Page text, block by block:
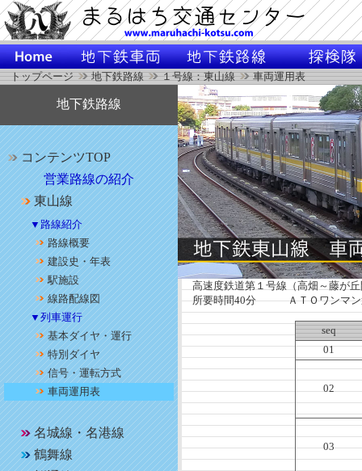
トップページ 地下鉄路線 １号線：東山線 車両運用表
地下鉄路線
コンテンツTOP
営業路線の紹介
東山線
▼路線紹介
路線概要
建設史・年表
駅施設
線路配線図
▼列車運行
基本ダイヤ・運行
特別ダイヤ
信号・運転方式
車両運用表
名城線・名港線
鶴舞線
高速度鉄道第１号線（高畑～
所要時間40分 ＡＴＯワンマ
seq
01
02
03